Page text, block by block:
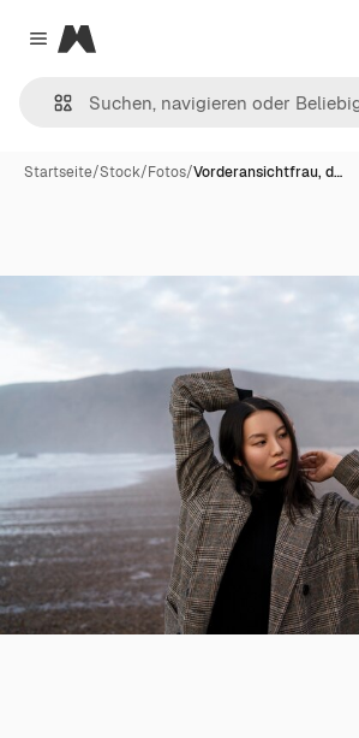
Close menu
Magnific
Startseite/Stock/Fotos/Vorderansichtfrau, d…